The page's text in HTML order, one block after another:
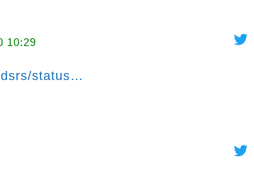
10:29
status…